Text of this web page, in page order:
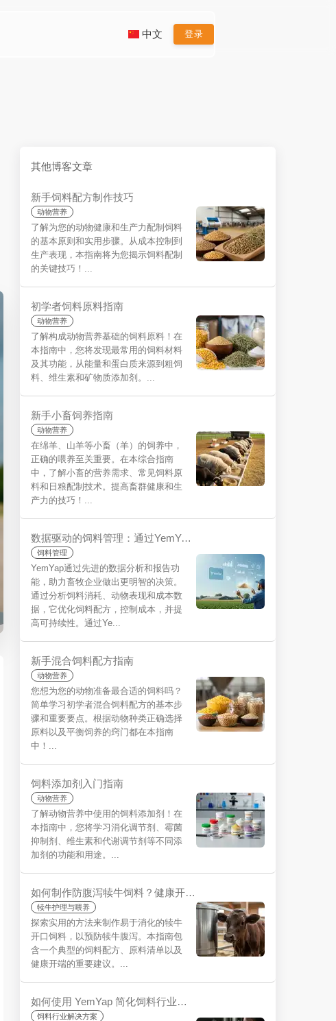
中文 登录
其他博客文章
新手饲料配方制作技巧
动物营养
了解为您的动物健康和生产力配制饲料
的基本原则和实用步骤。从成本控制到
生产表现，本指南将为您揭示饲料配制
的关键技巧！...
初学者饲料原料指南
动物营养
了解构成动物营养基础的饲料原料！在
本指南中，您将发现最常用的饲料材料
及其功能，从能量和蛋白质来源到粗饲
料、维生素和矿物质添加剂。...
新手小畜饲养指南
动物营养
在绵羊、山羊等小畜（羊）的饲养中，
正确的喂养至关重要。在本综合指南
中，了解小畜的营养需求、常见饲料原
料和日粮配制技术。提高畜群健康和生
产力的技巧！...
数据驱动的饲料管理：通过YemYap做出更明智的决策，提高您的可持续性
饲料管理
YemYap通过先进的数据分析和报告功
能，助力畜牧企业做出更明智的决策。
通过分析饲料消耗、动物表现和成本数
据，它优化饲料配方，控制成本，并提
高可持续性。通过Ye...
新手混合饲料配方指南
动物营养
您想为您的动物准备最合适的饲料吗？
简单学习初学者混合饲料配方的基本步
骤和重要要点。根据动物种类正确选择
原料以及平衡饲养的窍门都在本指南
中！...
饲料添加剂入门指南
动物营养
了解动物营养中使用的饲料添加剂！在
本指南中，您将学习消化调节剂、霉菌
抑制剂、维生素和代谢调节剂等不同添
加剂的功能和用途。...
如何制作防腹泻犊牛饲料？健康开端的秘诀
犊牛护理与喂养
探索实用的方法来制作易于消化的犊牛
开口饲料，以预防犊牛腹泻。本指南包
含一个典型的饲料配方、原料清单以及
健康开端的重要建议。...
如何使用 YemYap 简化饲料行业的挑战？
饲料行业解决方案